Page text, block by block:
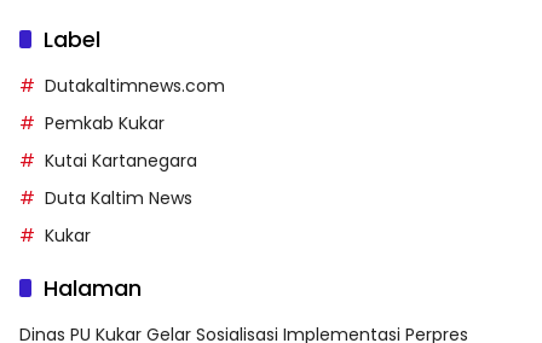
Label
Dutakaltimnews.com
Pemkab Kukar
Kutai Kartanegara
Duta Kaltim News
Kukar
Halaman
Dinas PU Kukar Gelar Sosialisasi Implementasi Perpres